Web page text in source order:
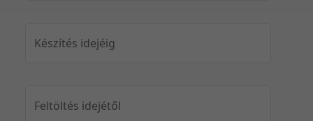
Készítés idejéig
Feltöltés idejétől